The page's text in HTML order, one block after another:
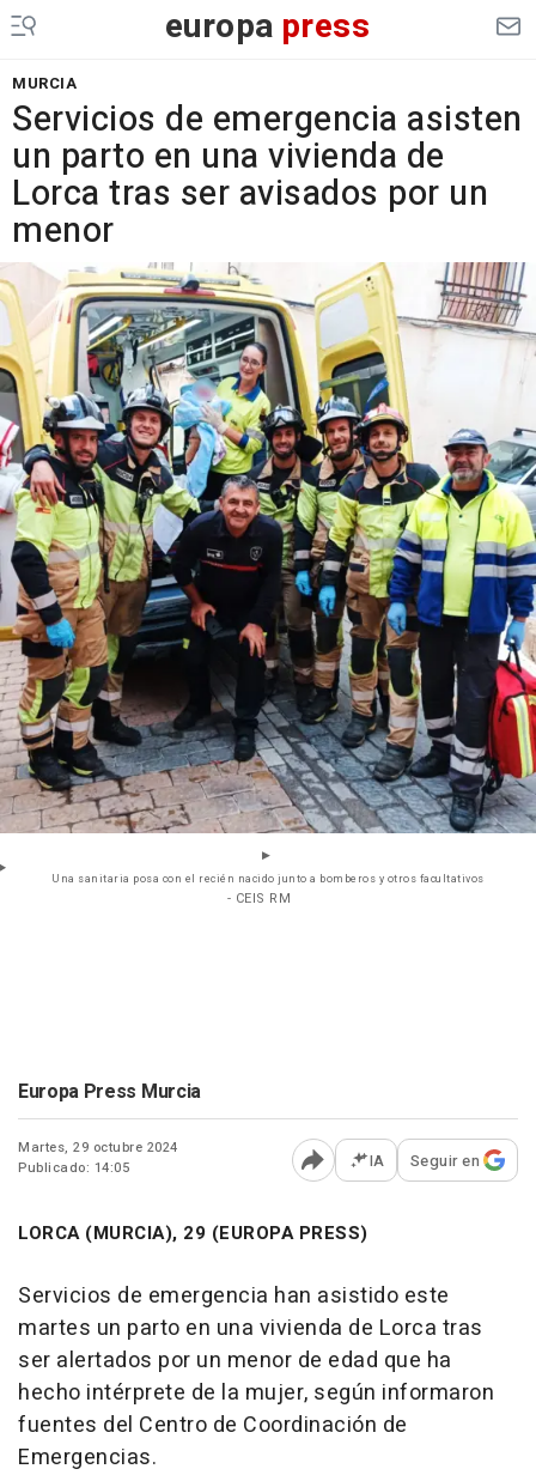
europa press
MURCIA
Servicios de emergencia asisten
un parto en una vivienda de
Lorca tras ser avisados por un
menor
Una sanitaria posa con el recién nacido junto a bomberos y otros facultativos
- CEIS RM
Europa Press Murcia
Martes, 29 octubre 2024
Publicado: 14:05
Abrir opciones para
IA Seguir en
LORCA (MURCIA), 29 (EUROPA PRESS)
Servicios de emergencia han asistido este
martes un parto en una vivienda de Lorca tras
ser alertados por un menor de edad que ha
hecho intérprete de la mujer, según informaron
fuentes del Centro de Coordinación de
Emergencias.